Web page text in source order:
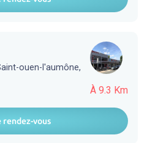
À 9.3 Km
ouen-l'aumône,
rendez-vous